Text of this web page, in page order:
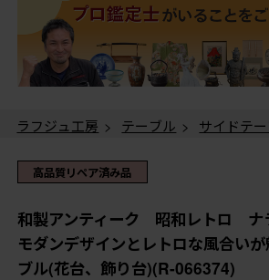
ラフジュ工房 > テーブル > サイドテ
ザインとレトロな風合いが魅力のサイド
飾り台)(R-066374)
ラフジュ工房 > 花台・飾り台
昭和レトロ ナラ材 シンプルなモダンデ
ロな風合いが魅力のサイドテーブル(花台
066374)
高品質リペア済み品
和製アンティーク 昭和レトロ
モダンデザインとレトロな風合い
ブル(花台、飾り台)(R-066374)